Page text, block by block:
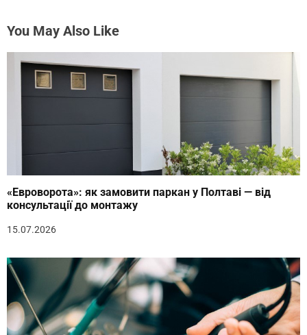
You May Also Like
«Евроворота»: як замовити паркан у Полтаві — від
консультації до монтажу
15.07.2026